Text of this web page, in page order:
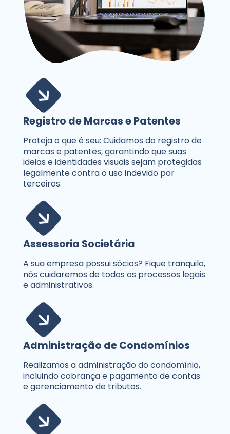
Registro de Marcas e Patentes
Proteja o que é seu: Cuidamos do registro de
marcas e patentes, garantindo que suas
ideias e identidades visuais sejam protegidas
legalmente contra o uso indevido por
terceiros.
Assessoria Societária
A sua empresa possui sócios? Fique tranquilo,
nós cuidaremos de todos os processos legais
e administrativos.
Administração de Condomínios
Realizamos a administração do condomínio,
incluindo cobrança e pagamento de contas
e gerenciamento de tributos.